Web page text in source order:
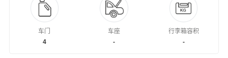
车门
4
车座
-
行李箱容积
-